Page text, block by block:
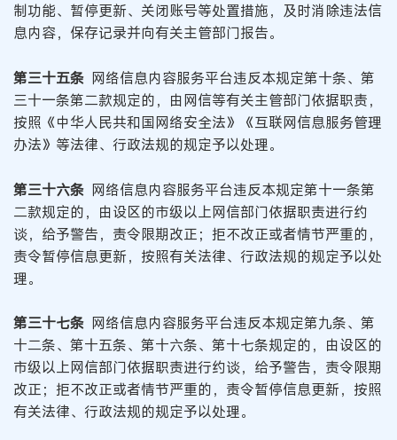
制功能、暂停更新、关闭账号等处置措施，及时消除违法信
息内容，保存记录并向有关主管部门报告。
第三十五条 网络信息内容服务平台违反本规定第十条、第
三十一条第二款规定的，由网信等有关主管部门依据职责，
按照《中华人民共和国网络安全法》《互联网信息服务管理
办法》等法律、行政法规的规定予以处理。
第三十六条 网络信息内容服务平台违反本规定第十一条第
二款规定的，由设区的市级以上网信部门依据职责进行约
谈，给予警告，责令限期改正；拒不改正或者情节严重的，
责令暂停信息更新，按照有关法律、行政法规的规定予以处
理。
第三十七条 网络信息内容服务平台违反本规定第九条、第
十二条、第十五条、第十六条、第十七条规定的，由设区的
市级以上网信部门依据职责进行约谈，给予警告，责令限期
改正；拒不改正或者情节严重的，责令暂停信息更新，按照
有关法律、行政法规的规定予以处理。